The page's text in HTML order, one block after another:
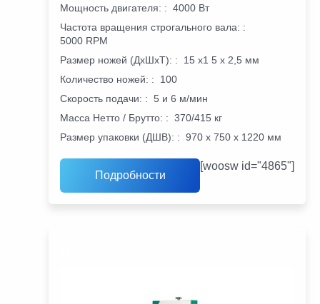
Мощность двигателя: : 4000 Вт
Частота вращения строгального вала: :
5000 RPM
Размер ножей (ДхШхТ): :
15 х1 5 х 2,5 мм
Количество ножей: :
100
Скорость подачи: : 5 и 6 м/мин
Масса Нетто / Брутто: : 370/415 кг
Размер упаковки (ДШВ): : 970 х 750 х 1220 мм
Подробности
[woosw id="4865"]